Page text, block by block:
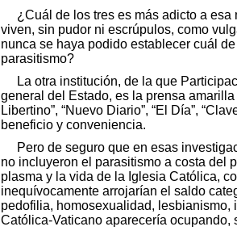
¿Cuál de los tres es más adicto a
viven, sin pudor ni escrúpulos, como
nunca se haya podido establecer cuál
parasitismo?
La otra institución, de la que
general del Estado, es la prensa amarilla
Libertino”, “Nuevo Diario”, “El Día”,
beneficio y conveniencia.
Pero de seguro que en esas
no incluyeron el parasitismo a costa del
plasma y la vida de la Iglesia Católica,
inequívocamente arrojarían el saldo
pedofilia, homosexualidad, lesbianismo,
Católica-Vaticano aparecería ocupando,